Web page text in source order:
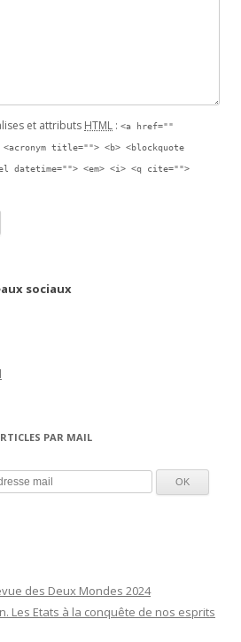
et attributs HTML : <a href=""
title=""> <b> <blockquote
datetime=""> <em> <i> <q cite="">
sociaux
PAR MAIL
des Deux Mondes 2024
Les Etats à la conquête de nos esprits